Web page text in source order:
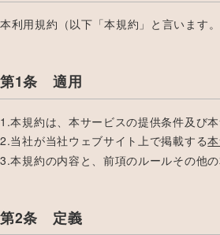
本利用規約（以下「本規約」と言います
第1条 適用
1.本規約は、本サービスの提供条件及び
2.当社が当社ウェブサイト上で掲載する
3.本規約の内容と、前項のルールその他
第2条 定義